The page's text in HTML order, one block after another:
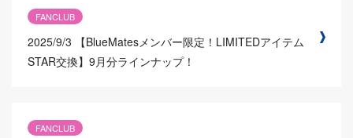
FANCLUB
2025/9/3
【BlueMatesメンバー限定！LIMITEDアイテム
STAR交換】9月分ラインナップ！
FANCLUB